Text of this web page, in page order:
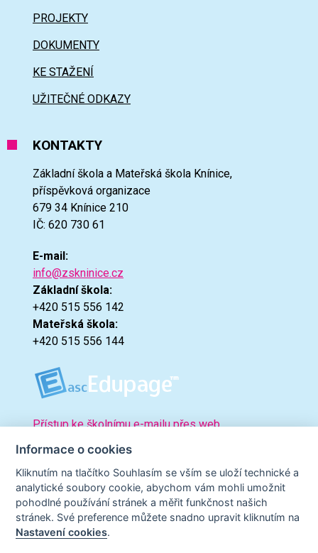
Informace o cookies
Kliknutím na tlačítko Souhlasím se vším se uloží technické a
analytické soubory cookie, abychom vám mohli umožnit
pohodlné používání stránek a měřit funkčnost našich
stránek. Své preference můžete snadno upravit kliknutím na
Nastavení cookies.
PROJEKTY
DOKUMENTY
KE STAŽENÍ
UŽITEČNÉ ODKAZY
KONTAKTY
Základní škola a Mateřská škola Knínice,
příspěvková organizace
679 34 Knínice 210
IČ: 620 730 61
E-mail:
info@zskninice.cz
Základní škola:
+420 515 556 142
Mateřská škola:
+420 515 556 144
Přístup ke školnímu e-mailu přes web.